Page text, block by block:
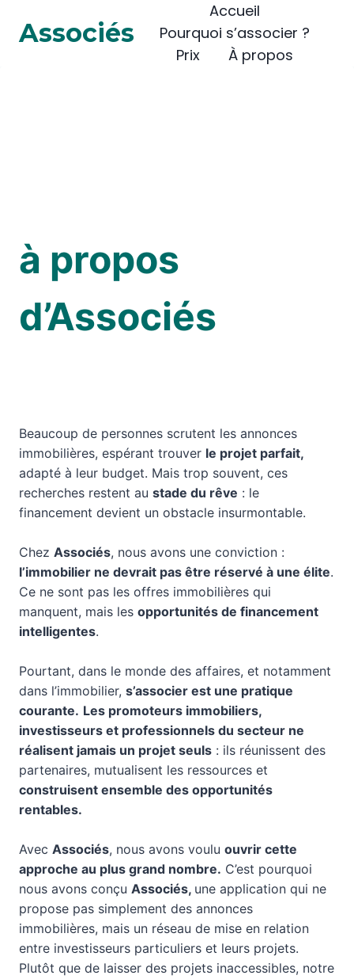
Associés
Accueil
Pourquoi s’associer ?
Prix
À propos
à propos
d’Associés
Beaucoup de personnes scrutent les annonces
immobilières, espérant trouver le projet parfait,
adapté à leur budget. Mais trop souvent, ces
recherches restent au stade du rêve : le
financement devient un obstacle insurmontable.
Chez Associés, nous avons une conviction :
l’immobilier ne devrait pas être réservé à une élite.
Ce ne sont pas les offres immobilières qui
manquent, mais les opportunités de financement
intelligentes.
Pourtant, dans le monde des affaires, et notamment
dans l’immobilier, s’associer est une pratique
courante. Les promoteurs immobiliers,
investisseurs et professionnels du secteur ne
réalisent jamais un projet seuls : ils réunissent des
partenaires, mutualisent les ressources et
construisent ensemble des opportunités
rentables.
Avec Associés, nous avons voulu ouvrir cette
approche au plus grand nombre. C’est pourquoi
nous avons conçu Associés, une application qui ne
propose pas simplement des annonces
immobilières, mais un réseau de mise en relation
entre investisseurs particuliers et leurs projets.
Plutôt que de laisser des projets inaccessibles, notre